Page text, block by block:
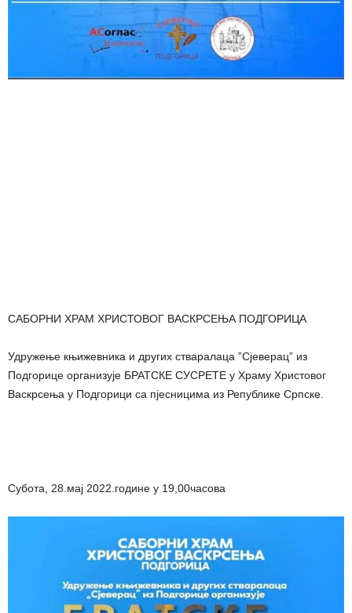
САБОРНИ ХРАМ ХРИСТОВОГ ВАСКРСЕЊА ПОДГОРИЦА
Удружење књижевника и других стваралаца ”Сјеверац” из
Подгорице организује БРАТСКЕ СУСРЕТЕ у Храму Христовог
Васкрсења у Подгорици са пјесницима из Републике Српске.
Субота, 28.мај 2022.године у 19,00часова